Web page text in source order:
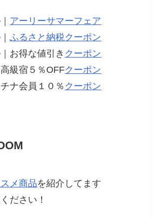
アーリーサマーフェア
ふるさと納税クーポン
お得な値引き クーポン
級宿５％OFFクーポン
ナ会員１０％ クーポン
メ商品を紹介してます
ださい！